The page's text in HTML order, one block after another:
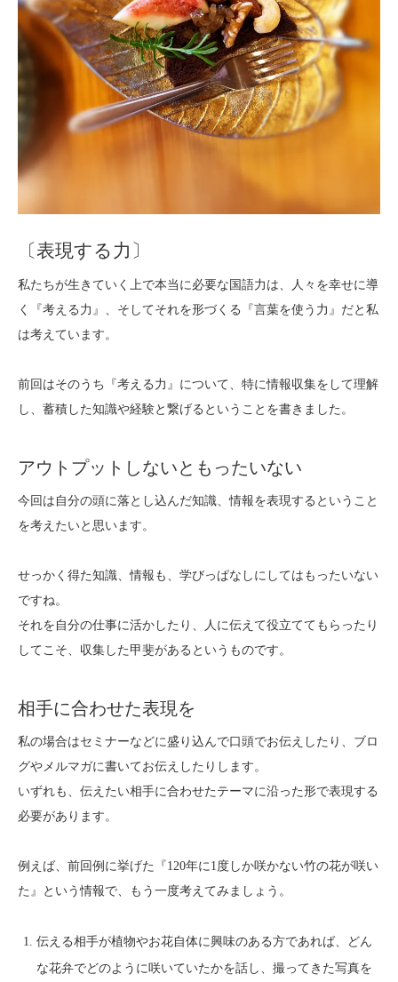
〔表現する力〕
私たちが生きていく上で本当に必要な国語力は、人々を幸せに導
く『考える力』、そしてそれを形づくる『言葉を使う力』だと私
は考えています。
前回はそのうち『考える力』について、特に情報収集をして理解
し、蓄積した知識や経験と繋げるということを書きました。
アウトプットしないともったいない
今回は自分の頭に落とし込んだ知識、情報を表現するということ
を考えたいと思います。
せっかく得た知識、情報も、学びっぱなしにしてはもったいない
ですね。
それを自分の仕事に活かしたり、人に伝えて役立ててもらったり
してこそ、収集した甲斐があるというものです。
相手に合わせた表現を
私の場合はセミナーなどに盛り込んで口頭でお伝えしたり、ブロ
グやメルマガに書いてお伝えしたりします。
いずれも、伝えたい相手に合わせたテーマに沿った形で表現する
必要があります。
例えば、前回例に挙げた『120年に1度しか咲かない竹の花が咲い
た』という情報で、もう一度考えてみましょう。
伝える相手が植物やお花自体に興味のある方であれば、どん
な花弁でどのように咲いていたかを話し、撮ってきた写真を